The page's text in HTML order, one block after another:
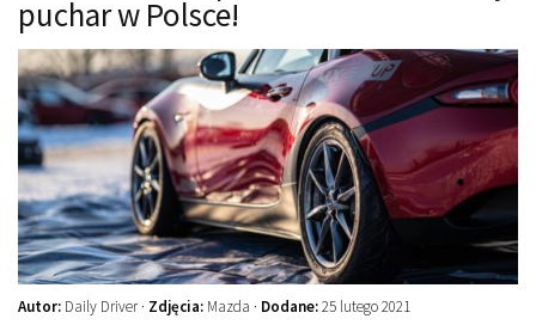
Oświetlenie
Kalkulatory
Przelicznik mocy
Auto z niemiec
Galerie
puchar w Polsce!
Autor: Daily Driver · Zdjęcia: Mazda · Dodane:25 lutego 2021